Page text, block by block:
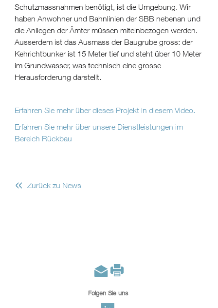
Schutzmassnahmen benötigt, ist die Umgebung. Wir
haben Anwohner und Bahnlinien der SBB nebenan und
die Anliegen der Ämter müssen miteinbezogen werden.
Ausserdem ist das Ausmass der Baugrube gross: der
Kehrichtbunker ist 15 Meter tief und steht über 10 Meter
im Grundwasser, was technisch eine grosse
Herausforderung darstellt.
Erfahren Sie mehr über dieses Projekt in diesem Video.
Erfahren Sie mehr über unsere Dienstleistungen im
Bereich Rückbau
« Zurück zu News
Folgen Sie uns